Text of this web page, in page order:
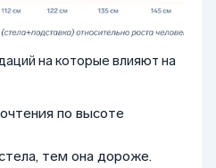
на которые влияют на
по высоте
тем она дороже.